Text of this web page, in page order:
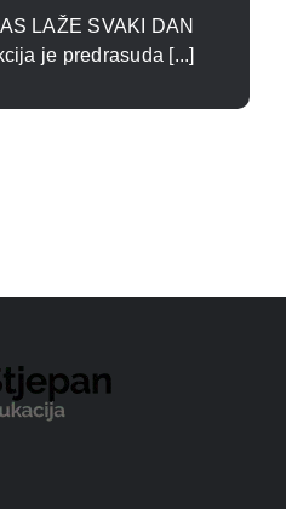
LAŽE SVAKI DAN
je predrasuda [...]